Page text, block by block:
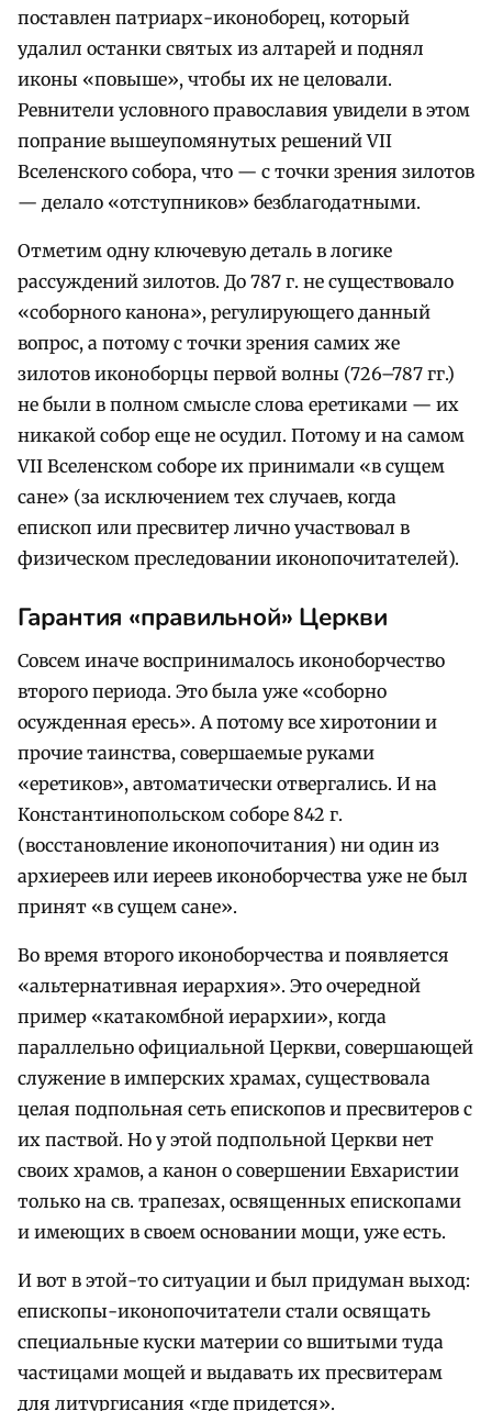
поставлен патриарх-иконоборец, который
удалил останки святых из алтарей и поднял
иконы «повыше», чтобы их не целовали.
Ревнители условного православия увидели в этом
попрание вышеупомянутых решений VII
Вселенского собора, что — с точки зрения зилотов
— делало «отступников» безблагодатными.
Отметим одну ключевую деталь в логике
рассуждений зилотов. До 787 г. не существовало
«соборного канона», регулирующего данный
вопрос, а потому с точки зрения самих же
зилотов иконоборцы первой волны (726–787 гг.)
не были в полном смысле слова еретиками — их
никакой собор еще не осудил. Потому и на самом
VII Вселенском соборе их принимали «в сущем
сане» (за исключением тех случаев, когда
епископ или пресвитер лично участвовал в
физическом преследовании иконопочитателей).
Гарантия «правильной» Церкви
Совсем иначе воспринималось иконоборчество
второго периода. Это была уже «соборно
осужденная ересь». А потому все хиротонии и
прочие таинства, совершаемые руками
«еретиков», автоматически отвергались. И на
Константинопольском соборе 842 г.
(восстановление иконопочитания) ни один из
архиереев или иереев иконоборчества уже не был
принят «в сущем сане».
Во время второго иконоборчества и появляется
«альтернативная иерархия». Это очередной
пример «катакомбной иерархии», когда
параллельно официальной Церкви, совершающей
служение в имперских храмах, существовала
целая подпольная сеть епископов и пресвитеров с
их паствой. Но у этой подпольной Церкви нет
своих храмов, а канон о совершении Евхаристии
только на св. трапезах, освященных епископами
и имеющих в своем основании мощи, уже есть.
И вот в этой-то ситуации и был придуман выход:
епископы-иконопочитатели стали освящать
специальные куски материи со вшитыми туда
частицами мощей и выдавать их пресвитерам
для литургисания «где придется».